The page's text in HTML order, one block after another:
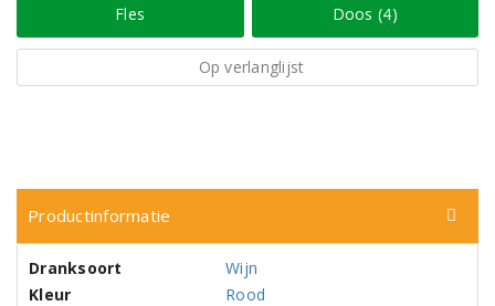
Fles Doos (4)
Op verlanglijst
Productinformatie
Dranksoort
Wijn
Kleur
Rood